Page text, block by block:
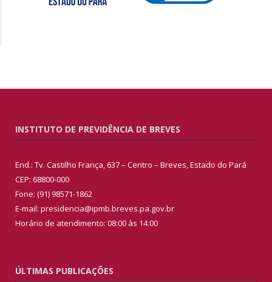
INSTITUTO DE PREVIDÊNCIA DE BREVES
End.: Tv. Castilho França, 637 – Centro – Breves, Estado do Pará
CEP: 68800-000
Fone: (91) 98571-1862
E-mail: presidencia@ipmb.breves.pa.gov.br
Horário de atendimento: 08:00 às 14:00
ÚLTIMAS PUBLICAÇÕES